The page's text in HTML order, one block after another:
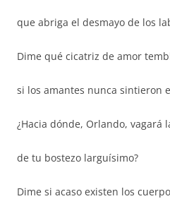
que abriga el desmayo de los
Dime qué cicatriz de amor
si los amantes nunca sintieron
¿Hacia dónde, Orlando, vagará
de tu bostezo larguísimo?
Dime si acaso existen los